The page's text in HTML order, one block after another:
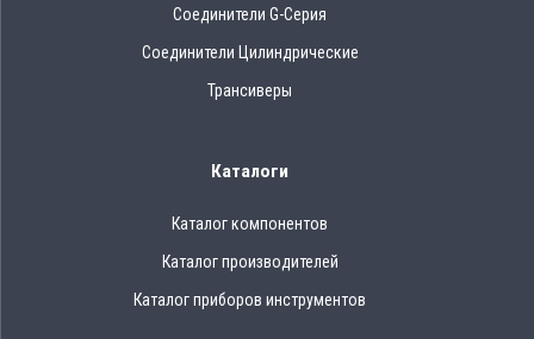
Соединители G-Серия
Соединители Цилиндрические
Трансиверы
Каталоги
Каталог компонентов
Каталог производителей
Каталог приборов инструментов